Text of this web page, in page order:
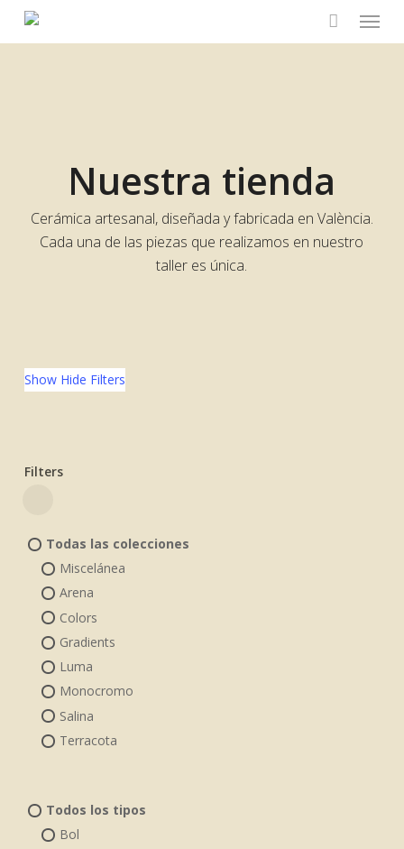
Menu
Nuestra tienda
Cerámica artesanal, diseñada y fabricada en València.
Cada una de las piezas que realizamos en nuestro
taller es única.
Show Hide Filters
Filters
Todas las colecciones
Miscelánea
Arena
Colors
Gradients
Luma
Monocromo
Salina
Terracota
Todos los tipos
Bol